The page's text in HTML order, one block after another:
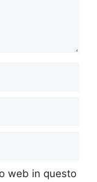
web in questo